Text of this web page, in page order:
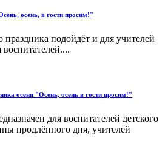
осень, в гости просим!"
праздника подойдёт и для учителей
осени "Осень, осень в гости просим!"
для воспитателей детского
продлённого дня, учителей